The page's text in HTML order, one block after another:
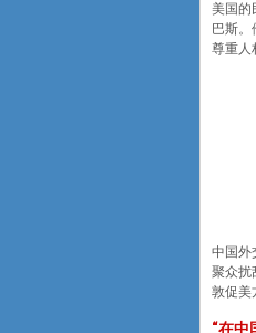
美国的
巴斯
尊重人
中国外
聚众扰
敦促美
“在中